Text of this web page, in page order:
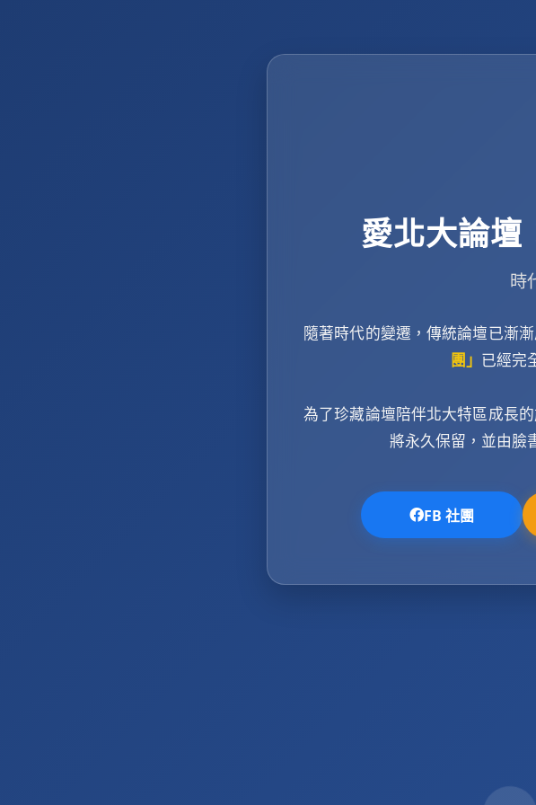
愛北大論壇
時
隨著時代的變遷，傳統論壇已漸
團」 已經完
為了珍藏論壇陪伴北大特區成長
將永久保留，並由臉
FB 社團